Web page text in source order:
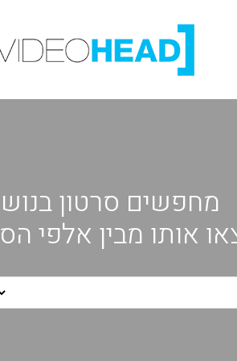
מחפשים סרטון
אותו מבין אלפי